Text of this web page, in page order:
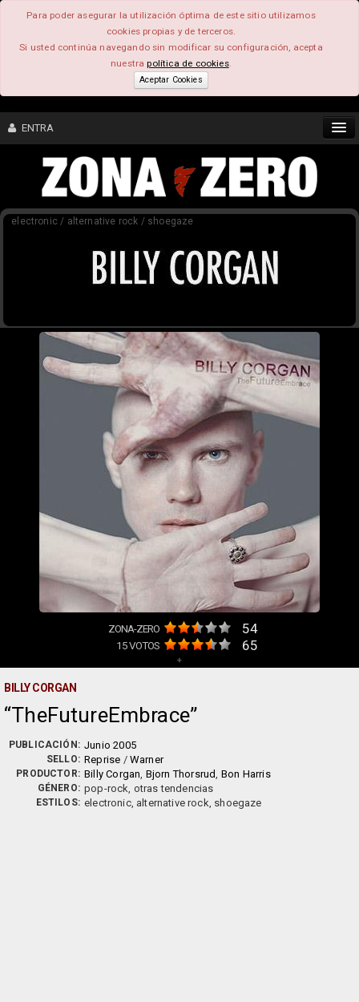
Para poder asegurar la utilización óptima de este sitio utilizamos
cookies propias y de terceros.
Si usted continúa navegando sin modificar su configuración, acepta
nuestrapolítica de cookies.
Aceptar Cookies
ENTRA
CONTENIDO
electronic / alternative rock / shoegaze
ZONA-ZERO 54
15VOTOS 65
+
BILLY CORGAN
TheFutureEmbrace
PUBLICACIÓN: Junio 2005
SELLO: Reprise / Warner
PRODUCTOR: Billy Corgan, Bjorn Thorsrud, Bon Harris
GÉNERO: pop-rock, otras tendencias
ESTILOS: electronic, alternative rock, shoegaze